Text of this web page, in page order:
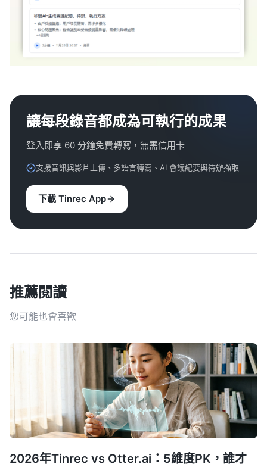
讓每段錄音都成為可執行的成果
登入即享 60 分鐘免費轉寫，無需信用卡
支援音訊與影片上傳、多語言轉寫、AI 會議紀要與待辦擷取
下載 Tinrec App
推薦閱讀
您可能也會喜歡
2026年Tinrec vs Otter.ai：5維度PK，誰才